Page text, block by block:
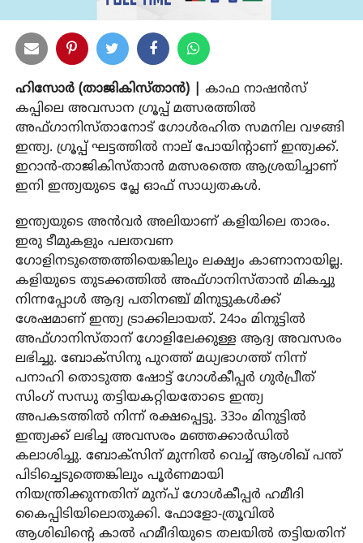
ഹിസോര്‍ (താജികിസ്താന്‍) |
കാഫ നാഷന്‍സ്
കപ്പിലെ അവസാന ഗ്രൂപ്പ് മത്സരത്തില്‍
അഫ്ഗാനിസ്താനോട് ഗോള്‍രഹിത സമനില വഴങ്ങി
ഇന്ത്യ. ഗ്രൂപ്പ് ഘട്ടത്തില്‍ നാല് പോയിന്റാണ് ഇന്ത്യക്ക്.
ഇറാന്‍-താജികിസ്താന്‍ മത്സരത്തെ ആശ്രയിച്ചാണ്
ഇനി ഇന്ത്യയുടെ പ്ലേ ഓഫ് സാധ്യതകള്‍.
ഇന്ത്യയുടെ അന്‍വര്‍ അലിയാണ് കളിയിലെ താരം.
ഇരു ടീമുകളും പലതവണ
ഗോളിനടുത്തെത്തിയെങ്കിലും ലക്ഷ്യം കാണാനായില്ല.
കളിയുടെ തുടക്കത്തില്‍ അഫ്ഗാനിസ്താന്‍ മികച്ചു
നിന്നപ്പോള്‍ ആദ്യ പതിനഞ്ച് മിനുട്ടുകള്‍ക്ക്
ശേഷമാണ് ഇന്ത്യ ട്രാക്കിലായത്. 24ാം മിനുട്ടില്‍
അഫ്ഗാനിസ്താന് ഗോളിലേക്കുള്ള ആദ്യ അവസരം
ലഭിച്ചു. ബോക്സിനു പുറത്ത് മധ്യഭാഗത്ത് നിന്ന്
പനാഹി തൊടുത്ത ഷോട്ട് ഗോള്‍കീപ്പര്‍ ഗുര്‍പ്രീത്
സിംഗ് സന്ധു തട്ടിയകറ്റിയതോടെ ഇന്ത്യ
അപകടത്തില്‍ നിന്ന് രക്ഷപ്പെട്ടു. 33ാം മിനുട്ടില്‍
ഇന്ത്യക്ക് ലഭിച്ച അവസരം മഞ്ഞക്കാര്‍ഡില്‍
കലാശിച്ചു. ബോക്സിന് മുന്നില്‍ വെച്ച് ആശിഖ് പന്ത്
പിടിച്ചെടുത്തെങ്കിലും പൂര്‍ണമായി
നിയന്ത്രിക്കുന്നതിന് മുന്പ് ഗോള്‍കീപ്പര്‍ ഹമീദി
കൈപ്പിടിയിലൊതുക്കി. ഫോളോ-ത്രൂവില്‍
ആശിഖിന്റെ കാല്‍ ഹമീദിയുടെ തലയില്‍ തട്ടിയതിന്